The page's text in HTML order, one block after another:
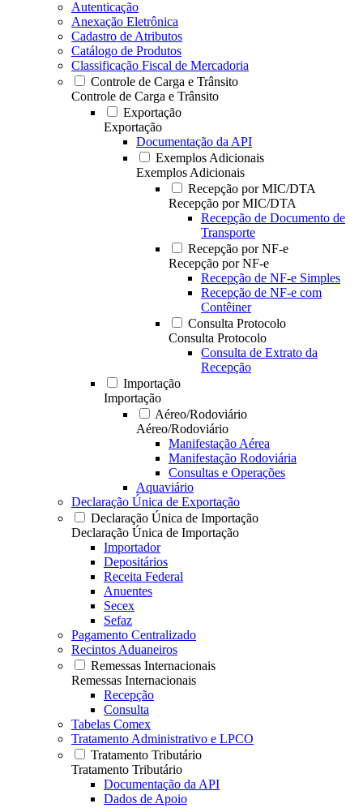
Autenticação
Anexação Eletrônica
Cadastro de Atributos
Catálogo de Produtos
Classificação Fiscal de Mercadoria
Controle de Carga e Trânsito
Controle de Carga e Trânsito
Exportação
Exportação
Documentação da API
Exemplos Adicionais
Exemplos Adicionais
Recepção por MIC/DTA
Recepção por MIC/DTA
Recepção de Documento de
Transporte
Recepção por NF-e
Recepção por NF-e
Recepção de NF-e Simples
Recepção de NF-e com
Contêiner
Consulta Protocolo
Consulta Protocolo
Consulta de Extrato da
Recepção
Importação
Importação
Aéreo/Rodoviário
Aéreo/Rodoviário
Manifestação Aérea
Manifestação Rodoviária
Consultas e Operações
Aquaviário
Declaração Única de Exportação
Declaração Única de Importação
Declaração Única de Importação
Importador
Depositários
Receita Federal
Anuentes
Secex
Sefaz
Pagamento Centralizado
Recintos Aduaneiros
Remessas Internacionais
Remessas Internacionais
Recepção
Consulta
Tabelas Comex
Tratamento Administrativo e LPCO
Tratamento Tributário
Tratamento Tributário
Documentação da API
Dados de Apoio